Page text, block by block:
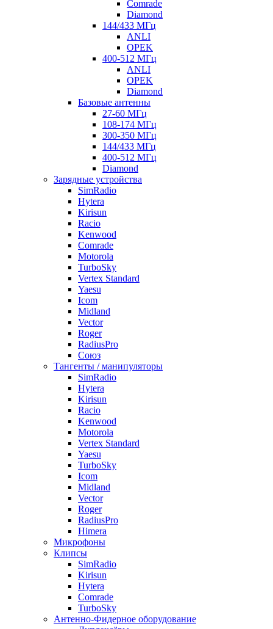
Comrade
Diamond
144/433 МГц
ANLI
OPEK
400-512 МГц
ANLI
OPEK
Diamond
Базовые антенны
27-60 МГц
108-174 МГц
300-350 МГц
144/433 МГц
400-512 МГц
Diamond
Зарядные устройства
SimRadio
Hytera
Kirisun
Racio
Kenwood
Comrade
Motorola
TurboSky
Vertex Standard
Yaesu
Icom
Midland
Vector
Roger
RadiusPro
Союз
Тангенты / манипуляторы
SimRadio
Hytera
Kirisun
Racio
Kenwood
Motorola
Vertex Standard
Yaesu
TurboSky
Icom
Midland
Vector
Roger
RadiusPro
Himera
Микрофоны
Клипсы
SimRadio
Kirisun
Hytera
Comrade
TurboSky
Антенно-Фидерное оборудование